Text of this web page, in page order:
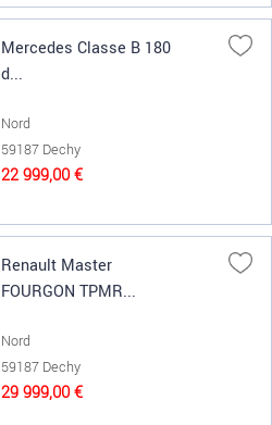
Mercedes Classe B 180
d...
Nord
59187 Dechy
22 999,00 €
Renault Master
FOURGON TPMR...
Nord
59187 Dechy
29 999,00 €